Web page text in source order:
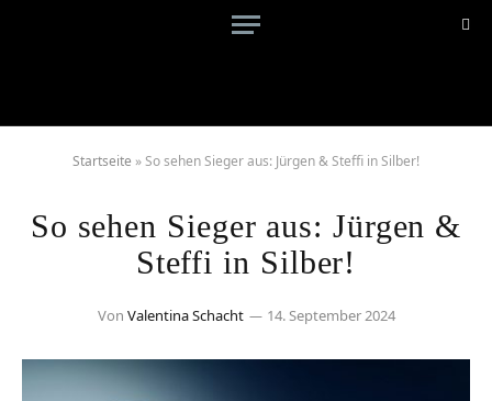
Startseite »So sehen Sieger aus: Jürgen & Steffi in Silber!
So sehen Sieger aus: Jürgen &
Steffi in Silber!
Von Valentina Schacht 14. September 2024